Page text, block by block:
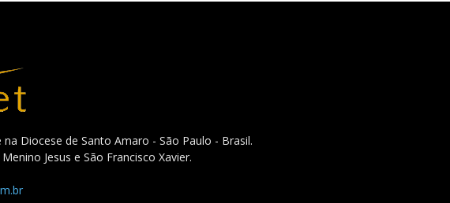
Diocese de Santo Amaro - São Paulo - Brasil.
Jesus e São Francisco Xavier.